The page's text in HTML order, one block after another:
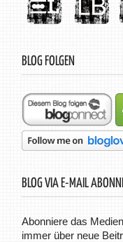
BLOG FOLGEN
BLOG VIA E-MAIL
Abonniere das
immer über neue